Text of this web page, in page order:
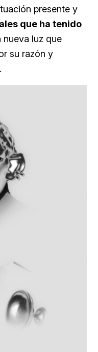
presente y
que ha tenido
nueva luz que
su razón y